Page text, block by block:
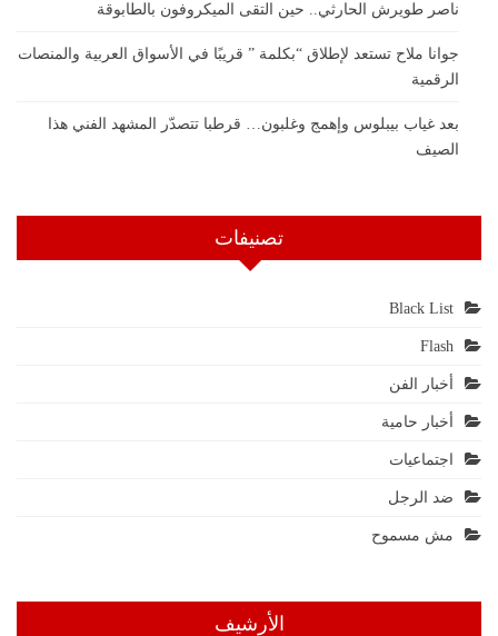
ناصر طويرش الحارثي.. حين التقى الميكروفون بالطابوقة
جوانا ملاح تستعد لإطلاق “بكلمة ” قريبًا في الأسواق العربية والمنصات
الرقمية
بعد غياب بيبلوس وإهمج وغلبون… قرطبا تتصدّر المشهد الفني هذا
الصيف
تصنيفات
Black List
Flash
أخبار الفن
أخبار حامية
اجتماعيات
ضد الرجل
مش مسموح
الأرشيف